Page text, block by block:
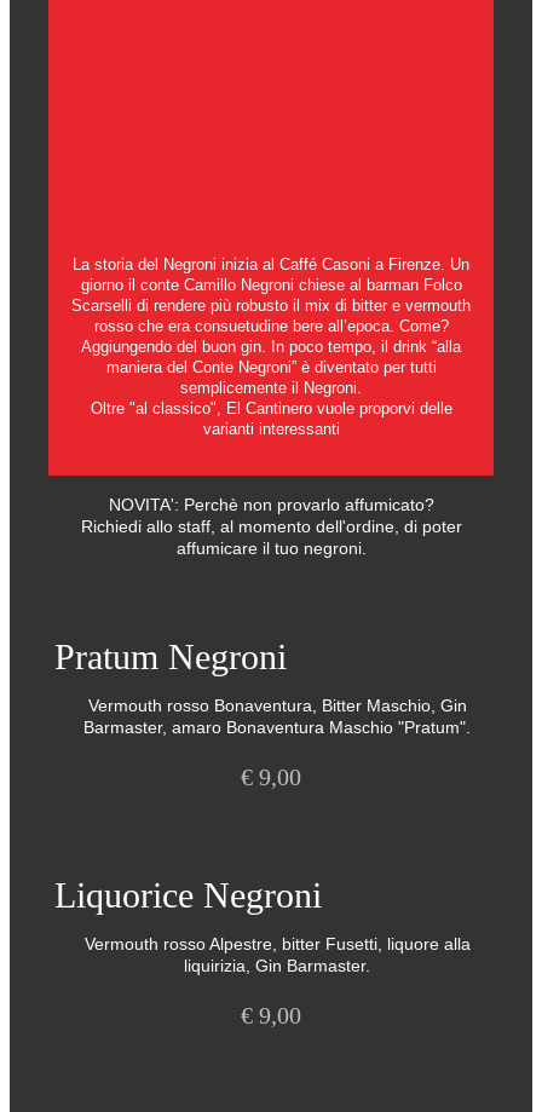
La storia del Negroni inizia al Caffé Casoni a Firenze. Un
giorno il conte Camillo Negroni chiese al barman Folco
Scarselli di rendere più robusto il mix di bitter e vermouth
rosso che era consuetudine bere all’epoca. Come?
Aggiungendo del buon gin. In poco tempo, il drink “alla
maniera del Conte Negroni” è diventato per tutti
semplicemente il Negroni.
Oltre "al classico", El Cantinero vuole proporvi delle
varianti interessanti
NOVITA': Perchè non provarlo affumicato?
Richiedi allo staff, al momento dell'ordine, di poter
affumicare il tuo negroni.
Pratum Negroni
Vermouth rosso Bonaventura, Bitter Maschio, Gin
Barmaster, amaro Bonaventura Maschio "Pratum".
€ 9,00
Liquorice Negroni
Vermouth rosso Alpestre, bitter Fusetti, liquore alla
liquirizia, Gin Barmaster.
€ 9,00